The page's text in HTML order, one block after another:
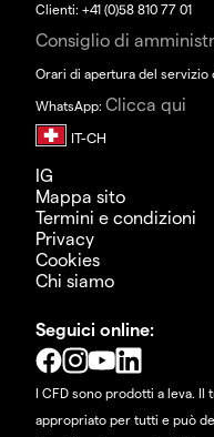
Clienti: +41 (0)58 810 77 01
Consiglio di
Orari di apertura del
WhatsApp: Clicca qui
IG
Mappa sito
Termini e condizioni
Privacy
Cookies
Chi siamo
Seguici online:
I CFD sono prodotti a leva.
appropriato per tutti e può